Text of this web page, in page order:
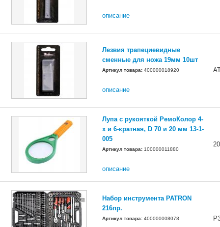
описание
Лезвия трапециевидные
сменные для ножа 19мм 10шт
Артикул товара: 400000018920
описание
Лупа с рукояткой РемоКолор 4-
х и 6-кратная, D 70 и 20 мм 13-1-
005
Артикул товара: 100000011880
описание
Набор инструмента PATRON
216пр.
Артикул товара: 400000008078